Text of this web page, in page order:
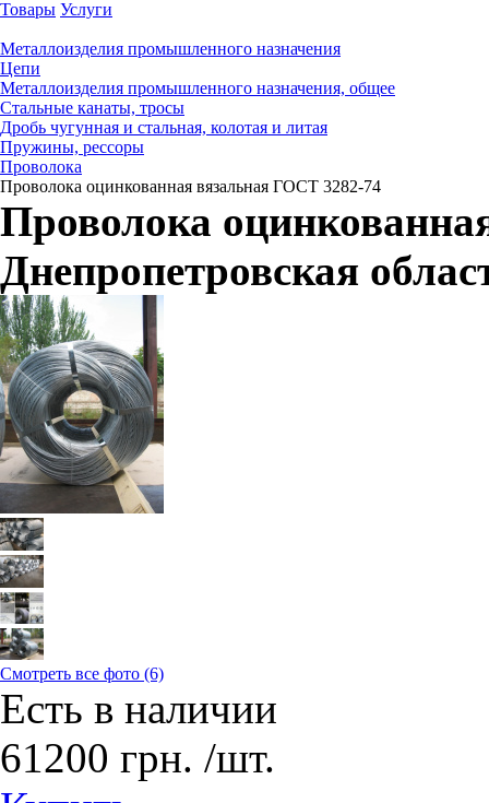
Товары Услуги
Металлоизделия промышленного назначения
Цепи
Металлоизделия промышленного назначения, общее
Стальные канаты, тросы
Дробь чугунная и стальная, колотая и литая
Пружины, рессоры
Проволока
Проволока оцинкованная вязальная ГОСТ 3282-74
Проволока
Днепропетровская
Смотреть все фото (6)
Есть в наличии
61200 грн. /шт.